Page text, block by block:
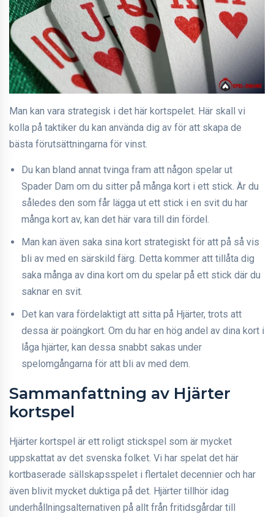
Man kan vara strategisk i det här kortspelet. Här skall vi
kolla på taktiker du kan använda dig av för att skapa de
bästa förutsättningarna för vinst.
Du kan bland annat tvinga fram att någon spelar ut
Spader Dam om du sitter på många kort i ett stick. Är du
således den som får lägga ut ett stick i en svit du har
många kort av, kan det här vara till din fördel.
Man kan även saka sina kort strategiskt för att på så vis
bli av med en särskild färg. Detta kommer att tillåta dig
saka många av dina kort om du spelar på ett stick där du
saknar en svit.
Det kan vara fördelaktigt att sitta på Hjärter, trots att
dessa är poängkort. Om du har en hög andel av dina kort i
låga hjärter, kan dessa snabbt sakas under
spelomgångarna för att bli av med dem.
Sammanfattning av Hjärter
kortspel
Hjärter kortspel är ett roligt stickspel som är mycket
uppskattat av det svenska folket. Vi har spelat det här
kortbaserade sällskapsspelet i flertalet decennier och har
även blivit mycket duktiga på det. Hjärter tillhör idag
underhållningsalternativen på allt från fritidsgårdar till